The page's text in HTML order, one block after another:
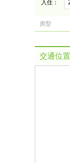
入住：
房型
交通位置